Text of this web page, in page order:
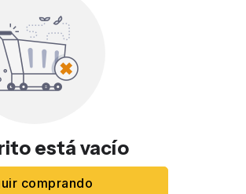
está vacío
comprando